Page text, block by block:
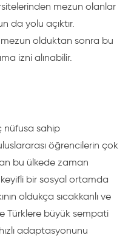
mezun olanlar
da yolu açıktır.
mezun olduktan sonra bu
izni alınabilir.
nüfusa sahip
öğrencilerin çok
bu ülkede zaman
bir sosyal ortamda
oldukça sıcakkanlı ve
Türklere büyük sempati
adaptasyonunu